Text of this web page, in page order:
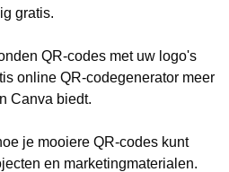
gratis.
QR-codes met uw logo's
online QR-codegenerator meer
Canva biedt.
je mooiere QR-codes kunt
en marketingmaterialen.